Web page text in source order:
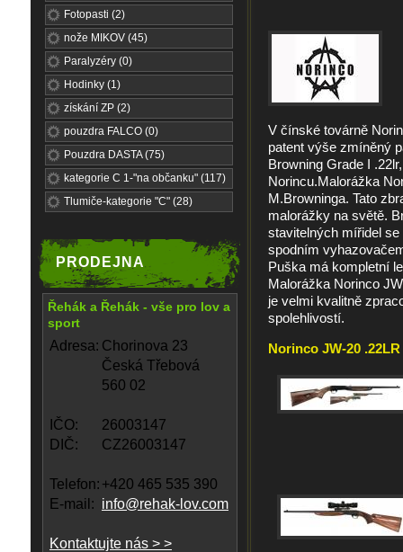
Fotopasti (2)
nože MIKOV (45)
Paralyzéry (0)
Hodinky (1)
získání ZP (2)
pouzdra FALCO (0)
Pouzdra DASTA (75)
kategorie C 1-"na občanku" (117)
Tlumiče-kategorie "C" (28)
PRODEJNA
Řehák a Řehák - vše pro lov a
sport
Adresa: Chorinova 23
Česká Třebová
560 02
IČO:
26003147
DIČ:
CZ26003147
Telefon: +420 465 535 390
E-mail: info@rehak-lov.com
Kontaktujte nás > >
V čínské továrně
patent výše zmíněný
Browning Grade I
Norincu.Malorážka
M.Browninga. Tato
malorážky na světě.
stavitelných mířidel
spodním
Puška má kompletní
Malorážka Norinco
je velmi kvalitně
spolehlivostí.
Norinco JW-20